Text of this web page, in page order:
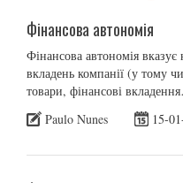
Фінансова автономія
Фінансова автономія вказує
вкладень компанії (у тому
товари, фінансові
Paulo Nunes
15-